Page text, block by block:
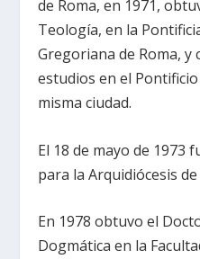
de Roma, en 1971,
Teología, en la
Gregoriana de Roma,
estudios en el
misma ciudad.
El 18 de mayo de 1973
para la Arquidiócesis
En 1978 obtuvo el
Dogmática en la